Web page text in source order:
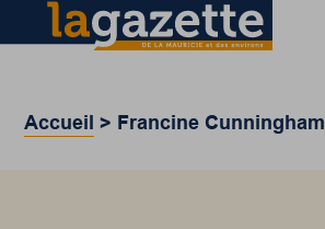
Accueil > Francine Cunningham